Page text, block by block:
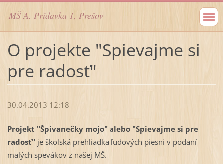
MŠ A. Prídavka 1, Prešov
O projekte "Spievajme si
pre radosť"
30.04.2013 12:18
Projekt "Špivanečky mojo" alebo "Spievajme si pre
radosť" je školská prehliadka ľudových piesni v podaní
malých spevákov z našej MŠ.